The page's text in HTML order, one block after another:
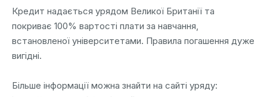
Кредит надається урядом Великої Британії та
покриває 100% вартості плати за навчання,
встановленої університетами. Правила погашення дуже
вигідні.
Більше інформації можна знайти на сайті уряду: